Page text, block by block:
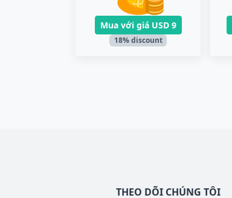
Mua với giáUSD 9
18% discount
THEO DÕI CHÚNG TÔI